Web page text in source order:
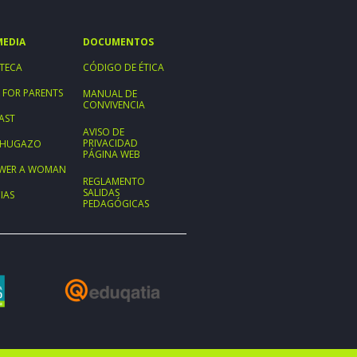
PARENTS
A WOMAN
DOCUMENTOS
CÓDIGO DE ÉTICA
MANUAL DE
CONVIVENCIA
AVISO DE
PRIVACIDAD
PÁGINA WEB
REGLAMENTO
SALIDAS
PEDAGÓGICAS